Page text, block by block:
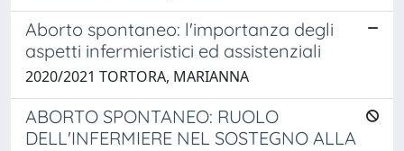
Aborto spontaneo: l'importanza degli
aspetti infermieristici ed assistenziali
2020/2021 TORTORA, MARIANNA
ABORTO SPONTANEO: RUOLO
DELL'INFERMIERE NEL SOSTEGNO ALLA